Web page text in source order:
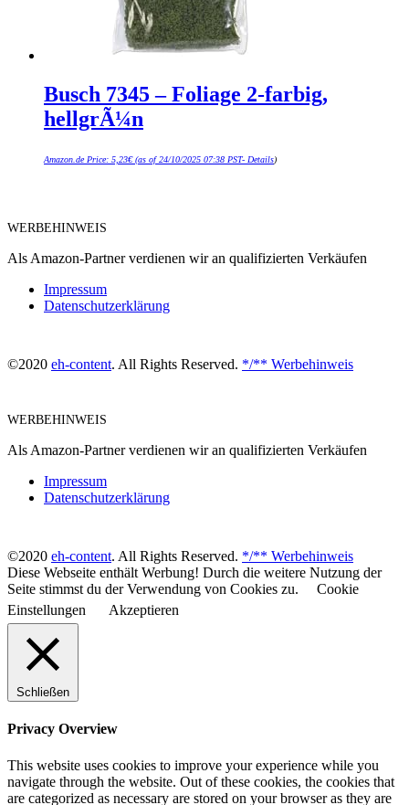
Busch 7345 – Foliage 2-farbig,
hellgrÃ¼n
Amazon.de Price: 5,23€(as of 24/10/2025 07:38 PST- Details)
WERBEHINWEIS
Als Amazon-Partner verdienen wir an qualifizierten Verkäufen
Impressum
Datenschutzerklärung
©2020 eh-content. All Rights Reserved. */** Werbehinweis
WERBEHINWEIS
Als Amazon-Partner verdienen wir an qualifizierten Verkäufen
Impressum
Datenschutzerklärung
©2020 eh-content. All Rights Reserved. */** Werbehinweis
Diese Webseite enthält Werbung! Durch die weitere Nutzung der
Seite stimmst du der Verwendung von Cookies zu.
Cookie
Einstellungen
Akzeptieren
Schließen
Privacy Overview
This website uses cookies to improve your experience while you
navigate through the website. Out of these cookies, the cookies that
are categorized as necessary are stored on your browser as they are